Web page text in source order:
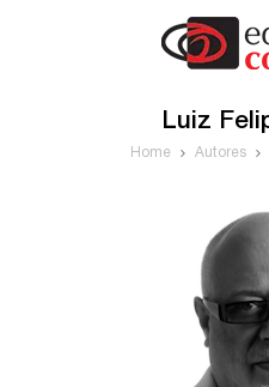
Luiz
Home Autores